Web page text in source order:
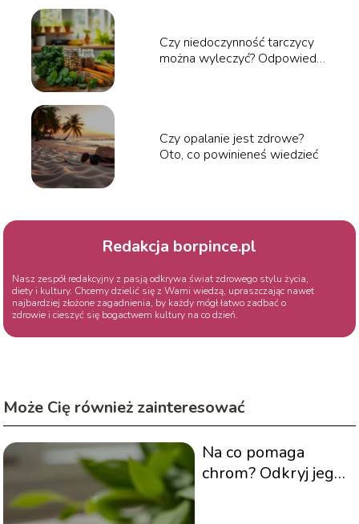
Czy niedoczynność tarczycy
można wyleczyć? Odpowiedzi
Czy opalanie jest zdrowe?
Oto, co powinieneś wiedzieć
Redakcja borpince.pl
Nasz zespół redakcyjny z pasją odkrywa świat zdrowego stylu życia,
diety i kultury. Chcemy dzielić się z Wami wiedzą, upraszczając nawet
najbardziej złożone zagadnienia, by każdy mógł łatwo zadbać o
zdrowie i cieszyć się bogactwem kultury na co dzień.
Może Cię również zainteresować
Na co pomaga
chrom? Odkryj jego